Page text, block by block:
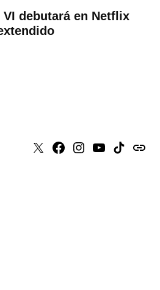
debutará en Netflix
X Faceboook
Instagram
YoutubeTiktokissuu